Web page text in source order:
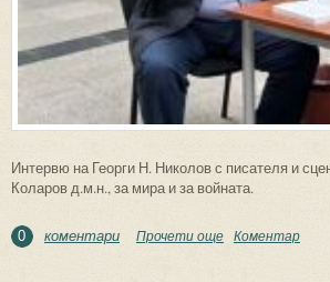
Интервю на Георги Н. Николов с писателя и
Коларов д.м.н., за мира и за войната.
0 коментари Прочети още about С
Коментар